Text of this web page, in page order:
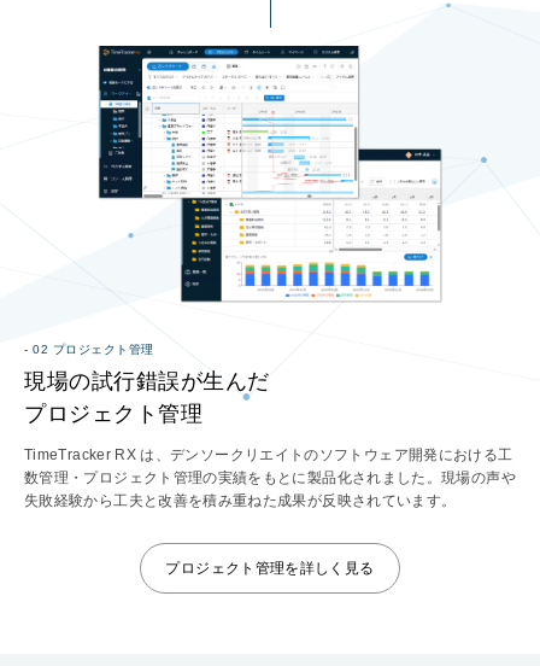
- 02 プロジェクト管理
現場の試行錯誤が生んだ
プロジェクト管理
TimeTracker RX は、デンソークリエイトのソフトウェア開発における工
数管理・プロジェクト管理の実績をもとに製品化されました。現場の声や
失敗経験から工夫と改善を積み重ねた成果が反映されています。
プロジェクト管理を詳しく見る